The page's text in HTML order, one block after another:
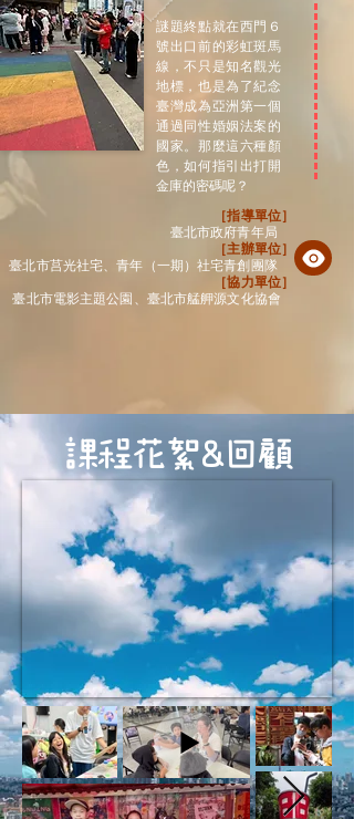
［指導單位］
臺北市政府青年局
［主辦單位］
臺北市莒光社宅、青年（一期）社宅青創團隊
［協力單位］
臺北市電影主題公園、臺北市艋舺源文化協會
謎題終點就在西門６
號出口前的彩虹斑馬
線，不只是知名觀光
地標，也是為了紀念
臺灣成為亞洲第一個
通過同性婚姻法案的
國家。那麼這六種顏
色，如何指引出打開
金庫的密碼呢？
​課程花絮&回顧